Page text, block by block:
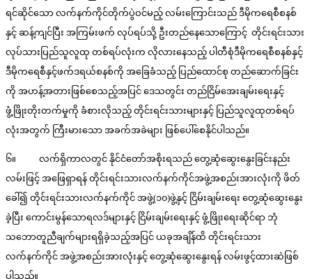
ရင်ဆိုင်သော လက်နက်ကိုင်တိုက်ပွဲဝင်မည့် လမ်းကြောင်းသည် ဒီမိုကရေစီစနစ်
နှင့် ဆန့်ကျင်ပြီး အကြမ်းဖက် လုပ်ရပ်သို့ ဦးတည်နေသောကြောင့် တိုင်းရင်းသား
လုပ်သားပြည်သူလူထု တစ်ရပ်လုံးက လိုလားနေသည့် ပါတီစုံဒီမိုကရေစီစနစ်နှင့်
ဒီမိုကရေစီနှင့်ဖက်ဒရယ်စနစ်ကို အခြေခံသည့် ပြည်ထောင်စု တည်ဆောက်ခြင်း
ကို အဟန့်အတားဖြစ်စေသည့်အပြင် ဒေသတွင်း တည်ငြိမ်အေးချမ်းရေးနှင့်
ဖွံ့ဖြိုးတိုးတက်မှုကို ခံစားလိုသည့် တိုင်းရင်းသားများနှင့် ပြည်သူလူထုတစ်ရပ်
လုံးအတွက် ကြီးမားသော အခက်အခဲများ ဖြစ်ပေါ်စေနိုင်ပါသည်။
၆။ လက်ရှိကာလတွင် နိုင်ငံတော်အစိုးရသည် တွေ့ဆုံဆွေးနွေးခြင်းနည်း
လမ်းဖြင့် အဖြေရှာရန် တိုင်းရင်းသားလက်နက်ကိုင်အဖွဲ့အစည်းအားလုံးကို ဖိတ်
ခေါ်၍ တိုင်းရင်းသားလက်နက်ကိုင် အဖွဲ့(၁၀)ဖွဲ့နှင့် ငြိမ်းချမ်းရေး တွေ့ဆုံဆွေးနွေး
ခဲ့ပြီး ကောင်းမွန်သောရလဒ်များနှင့် ငြိမ်းချမ်းရေးနှင့် ဖွံ့ဖြိုးရေးဆိုင်ရာ ဘုံ
သဘောတူညီချက်များရရှိခဲ့သည့်အပြင် ယခုအချိန်ထိ တိုင်းရင်းသား
လက်နက်ကိုင် အဖွဲ့အစည်းအားလုံးနှင့် တွေ့ဆုံဆွေးနွေးရန် လမ်းဖွင့်ထားဆဲဖြစ်
ပါသည်။